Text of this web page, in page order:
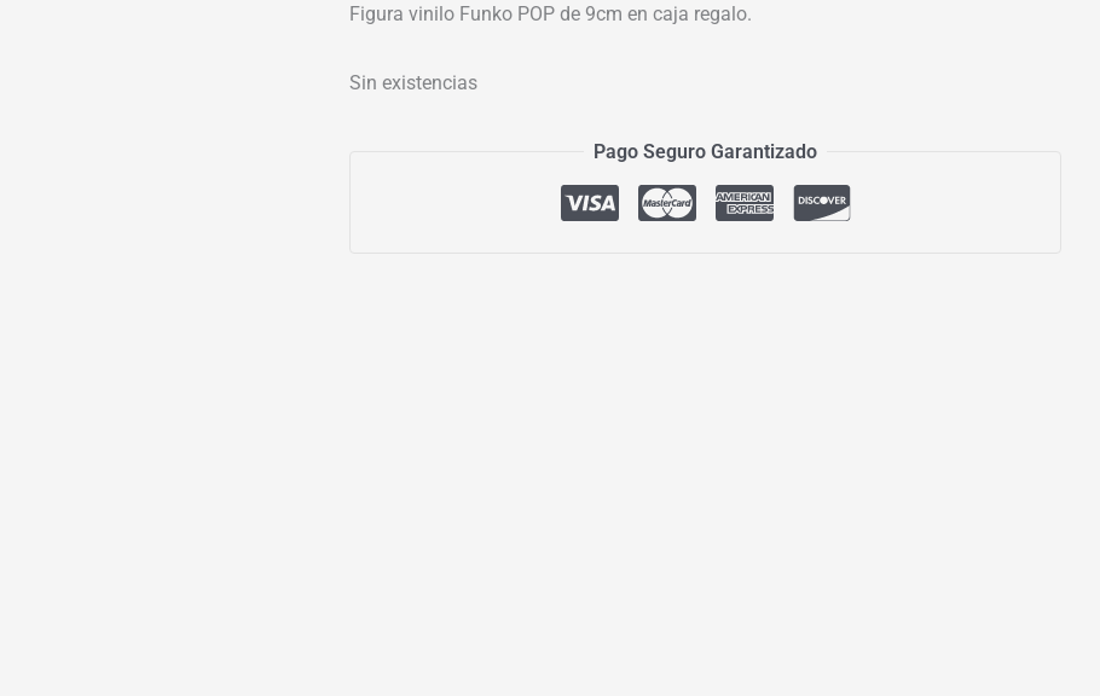
Figura vinilo Funko POP de 9cm en caja regalo.
Sin existencias
Pago Seguro Garantizado